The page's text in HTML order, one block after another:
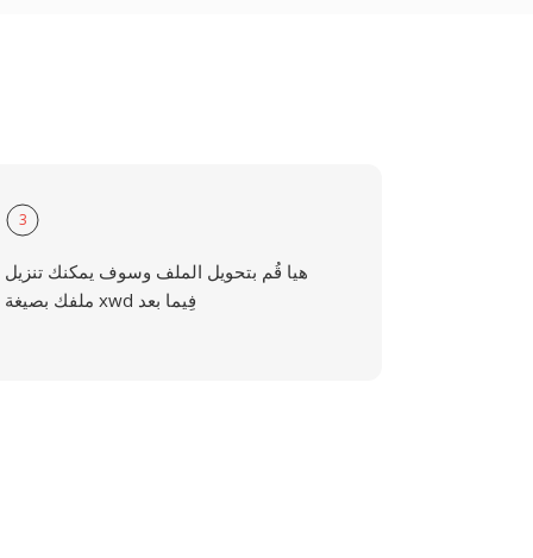
3
هيا قُم بتحويل الملف وسوف يمكنك تنزيل
ملفك بصيغة xwd فِيما بعد